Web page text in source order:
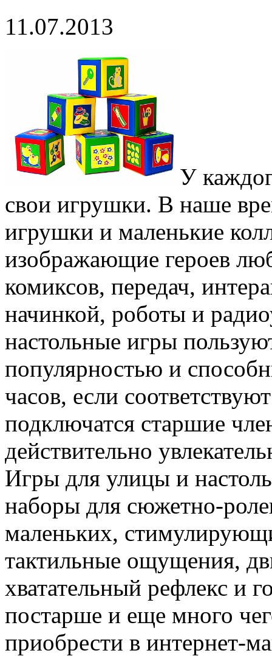
11.07.2013
У
свои игрушки. В наше
игрушки и маленькие
изображающие героев
комиксов, передач,
начинкой, роботы и
настольные игры
популярностью и
часов, если
подключатся старшие
действительно
Игры для улицы и
наборы для сюжетно-
маленьких,
тактильные ощущения,
хватательный рефлекс и
постарше и еще много
приобрести в интернет-